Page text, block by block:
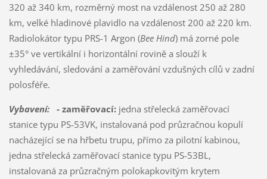
320 až 340 km, rozměrný most na vzdálenost 250 až 280
km, velké hladinové plavidlo na vzdálenost 200 až 220 km.
Radiolokátor typu PRS-1 Argon (Bee Hind) má zorné pole
±35° ve vertikální i horizontální rovině a slouží k
vyhledávání, sledování a zaměřování vzdušných cílů v zadní
polosféře.
Vybavení: - zaměřovací: jedna střelecká zaměřovací
stanice typu PS-53VK, instalovaná pod průzračnou kopulí
nacházející se na hřbetu trupu, přímo za pilotní kabinou,
jedna střelecká zaměřovací stanice typu PS-53BL,
instalovaná za průzračným polokapkovitým krytem